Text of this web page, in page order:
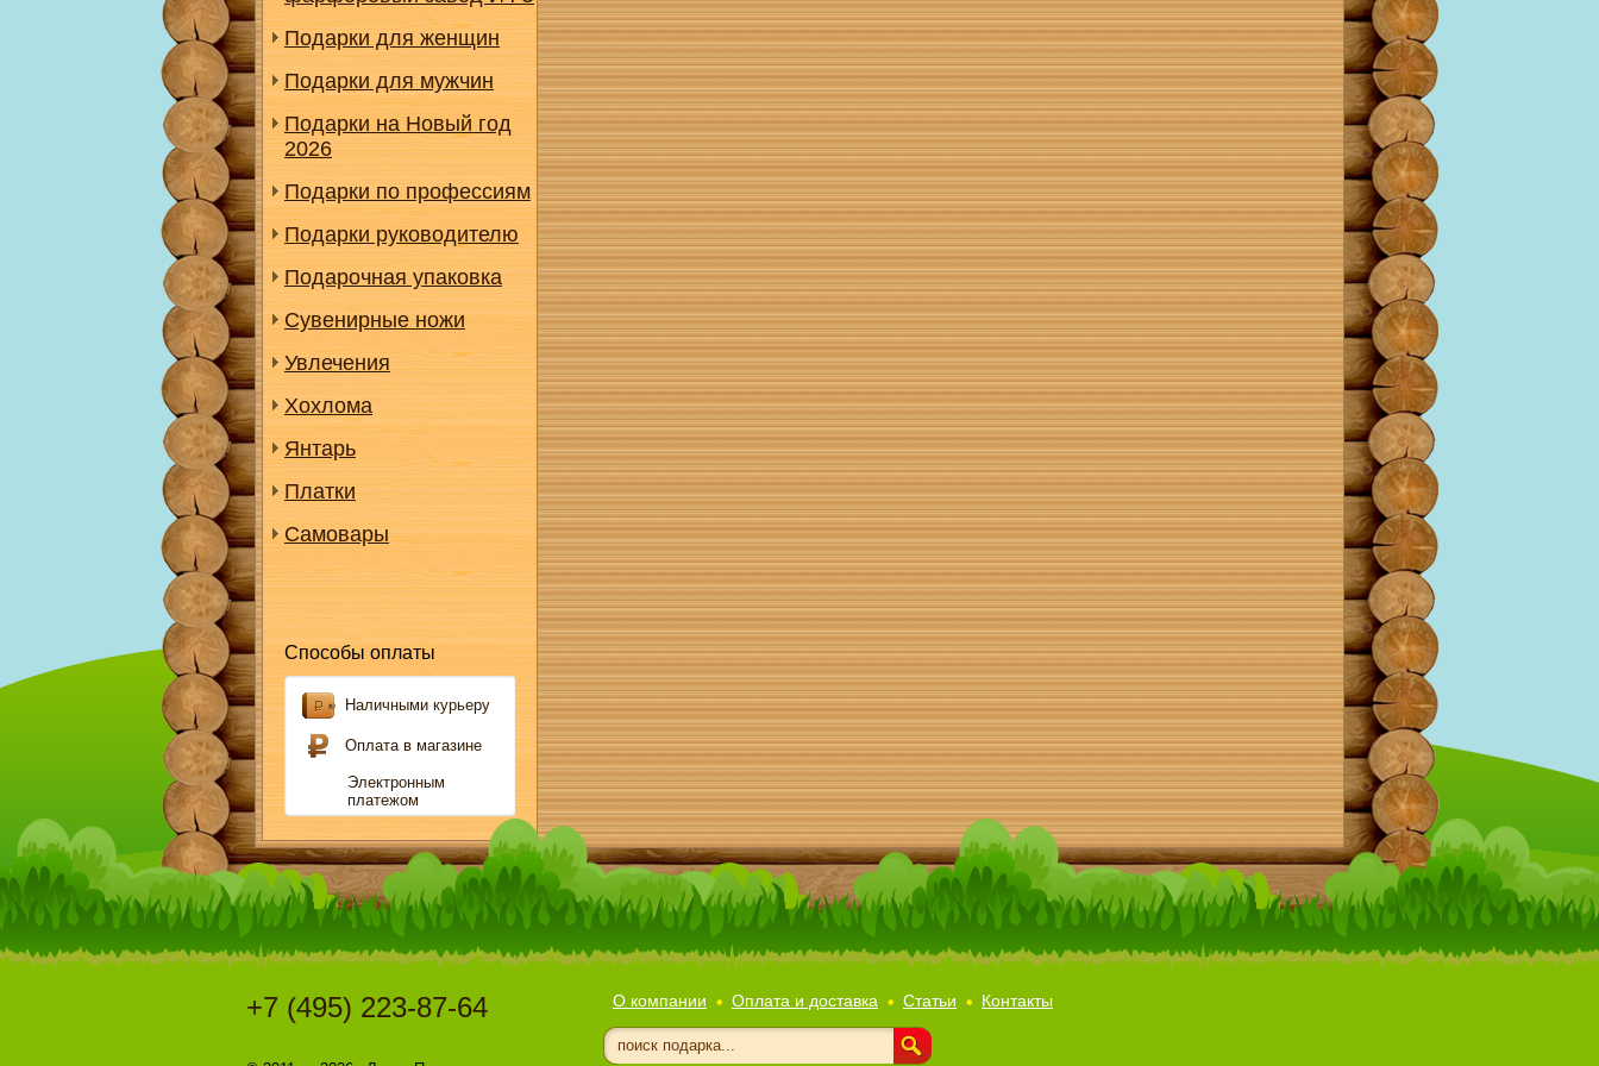
Подарки для женщин
Подарки для мужчин
Подарки на Новый год
2026
Подарки по профессиям
Подарки руководителю
Подарочная упаковка
Сувенирные ножи
Увлечения
Хохлома
Янтарь
Платки
Самовары
Способы оплаты
Наличными курьеру
Оплата в магазине
Электронным
платежом
О компании Оплата и доставка Статьи Контакты
+7 (495) 223-87-64